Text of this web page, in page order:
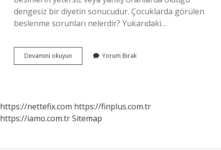
dengesiz bir diyetin sonucudur. Çocuklarda görülen
beslenme sorunları nelerdir? Yukarıdaki…
Devamını okuyun Çocuklar
Dengesiz
Olur
Yorum Bırak
https://nettefix.com https://finplus.com.tr
https://iamo.com.trSitemap